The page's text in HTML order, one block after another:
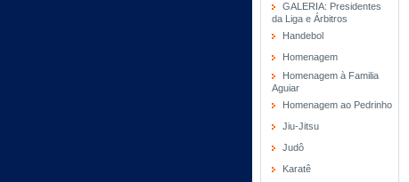
GALERIA: Presidentes
da Liga e Árbitros
Handebol
Homenagem
Homenagem à Familia
Aguiar
Homenagem ao Pedrinho
Jiu-Jitsu
Judô
Karatê